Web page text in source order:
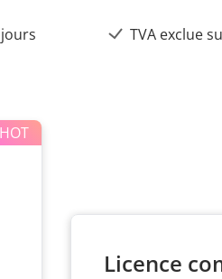
TVA exclue
Licence